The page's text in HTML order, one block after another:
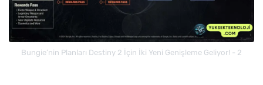
Bungie’nin Planları Destiny 2 İçin İki Yeni Genişleme Geliyor! - 2